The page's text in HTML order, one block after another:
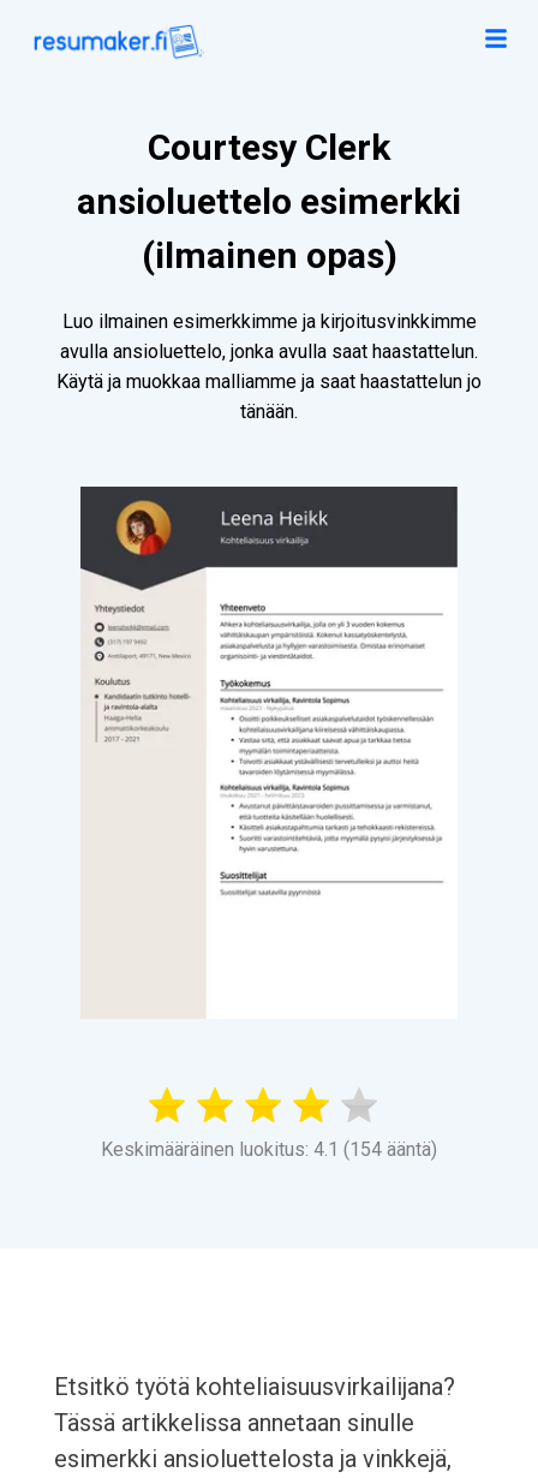
Courtesy Clerk
ansioluettelo esimerkki
(ilmainen opas)
Luo ilmainen esimerkkimme ja kirjoitusvinkkimme
avulla ansioluettelo, jonka avulla saat haastattelun.
Käytä ja muokkaa malliamme ja saat haastattelun jo
tänään.
Keskimääräinen luokitus: 4.1 (154 ääntä)
Etsitkö työtä kohteliaisuusvirkailijana?
Tässä artikkelissa annetaan sinulle
esimerkki ansioluettelosta ja vinkkejä,